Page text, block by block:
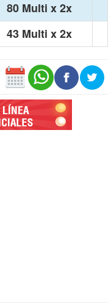
80 Multi x 2x
43 Multi x 2x